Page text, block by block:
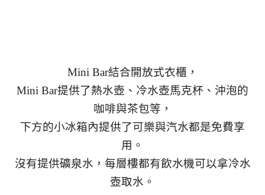
Mini Bar結合開放式衣櫃，
Mini Bar提供了熱水壺、冷水壺馬克杯、沖泡的
咖啡與茶包等，
下方的小冰箱內提供了可樂與汽水都是免費享
用。
沒有提供礦泉水，每層樓都有飲水機可以拿冷水
壺取水。